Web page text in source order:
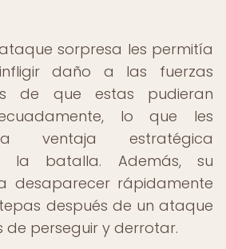
sorpresa les permitía
daño a las fuerzas
de que estas pudieran
lo que les
ventaja estratégica
la batalla. Además, su
desaparecer rápidamente
después de un ataque
de perseguir y derrotar.